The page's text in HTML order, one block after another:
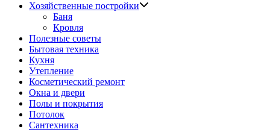
Хозяйственные постройки
Баня
Кровля
Полезные советы
Бытовая техника
Кухня
Утепление
Косметический ремонт
Окна и двери
Полы и покрытия
Потолок
Сантехника